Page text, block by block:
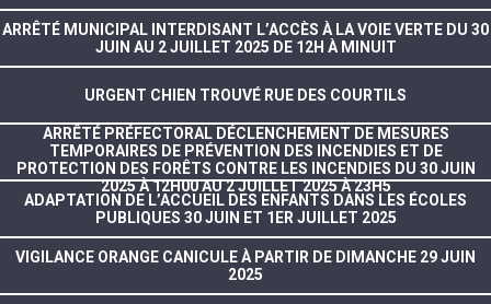
ARRÊTÉ MUNICIPAL INTERDISANT L’ACCÈS À LA VOIE VERTE DU 30
JUIN AU 2 JUILLET 2025 DE 12H À MINUIT
URGENT CHIEN TROUVÉ RUE DES COURTILS
ARRÊTÉ PRÉFECTORAL DÉCLENCHEMENT DE MESURES
TEMPORAIRES DE PRÉVENTION DES INCENDIES ET DE
PROTECTION DES FORÊTS CONTRE LES INCENDIES DU 30 JUIN
2025 À 12H00 AU 2 JUILLET 2025 À 23H5
ADAPTATION DE L’ACCUEIL DES ENFANTS DANS LES ÉCOLES
PUBLIQUES 30 JUIN ET 1ER JUILLET 2025
VIGILANCE ORANGE CANICULE À PARTIR DE DIMANCHE 29 JUIN
2025